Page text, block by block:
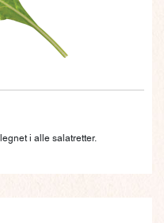
i alle salatretter.